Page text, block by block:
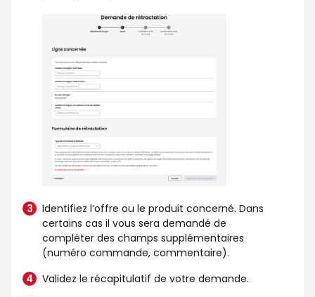
Identifiez l’offre ou le produit concerné. Dans
certains cas il vous sera demandé de
compléter des champs supplémentaires
(numéro commande, commentaire).
Validez le récapitulatif de votre demande.